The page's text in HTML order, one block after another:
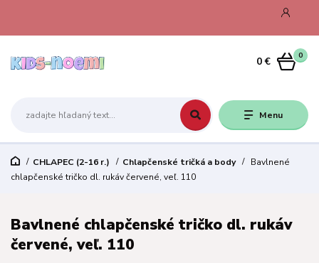
Menu
0
0 €
CHLAPEC (2-16 r.) Chlapčenské tričká a body
Bavlnené
chlapčenské tričko dl. rukáv červené, veľ. 110
Bavlnené chlapčenské tričko dl. rukáv
červené, veľ. 110